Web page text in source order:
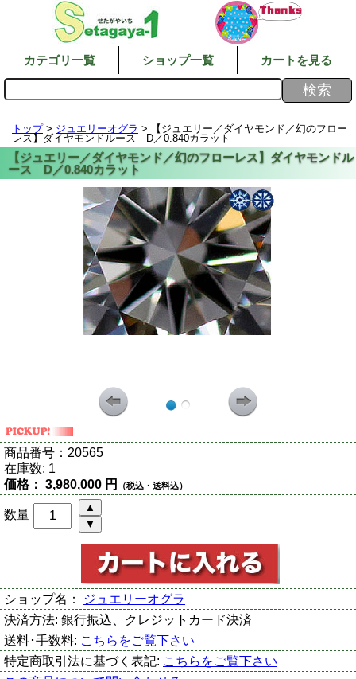
カテゴリ一覧 ショップ一覧 カートを見る
トップ> ジュエリーオグラ > 【ジュエリー／ダイヤモンド／幻のフロー
レス】ダイヤモンドルース D／0.840カラット
商品番号： 20565
在庫数: 1
価格： 3,980,000 円 （税込・送料込）
数量
ショップ名：
ジュエリーオグラ
決済方法: 銀行振込、クレジットカード決済
送料･手数料: こちらをご覧下さい
特定商取引法に基づく表記: こちらをご覧下さい